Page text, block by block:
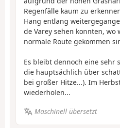
Regenfälle kaum zu
Hang entlang
de Varey sehen konnten,
normale Route gekommen
Es bleibt dennoch eine sehr
die hauptsächlich über
bei großer Hitze...). Im
wiederholen...
Maschinell übersetzt